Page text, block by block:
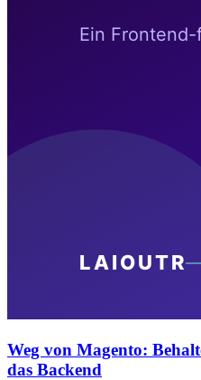
Weg von Magento:
das Backend